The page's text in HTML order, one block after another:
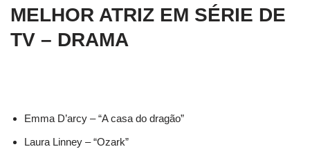
MELHOR ATRIZ EM SÉRIE DE
TV – DRAMA
Emma D’arcy – “A casa do dragão”
Laura Linney – “Ozark”